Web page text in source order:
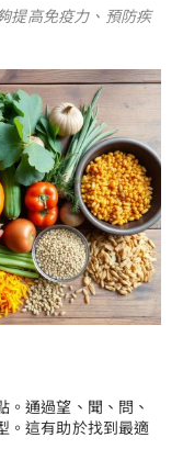
提高免疫力、預防疾
通過望、聞、問、
。這有助於找到最適